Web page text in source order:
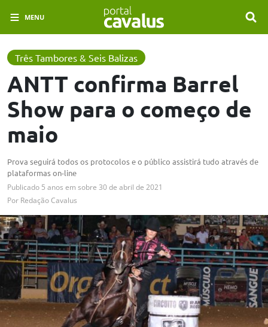
MENU
Três Tambores & Seis Balizas
ANTT confirma Barrel
Show para o começo de
maio
Prova seguirá todos os protocolos e o público assistirá tudo através de
plataformas on-line
Publicado 5 anos em sobre 30 de abril de 2021
Por Redação Cavalus